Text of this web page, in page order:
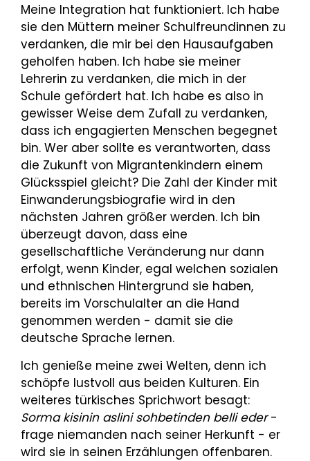
Meine Integration hat funktioniert. Ich habe
sie den Müttern meiner Schulfreundinnen zu
verdanken, die mir bei den Hausaufgaben
geholfen haben. Ich habe sie meiner
Lehrerin zu verdanken, die mich in der
Schule gefördert hat. Ich habe es also in
gewisser Weise dem Zufall zu verdanken,
dass ich engagierten Menschen begegnet
bin. Wer aber sollte es verantworten, dass
die Zukunft von Migrantenkindern einem
Glücksspiel gleicht? Die Zahl der Kinder mit
Einwanderungsbiografie wird in den
nächsten Jahren größer werden. Ich bin
überzeugt davon, dass eine
gesellschaftliche Veränderung nur dann
erfolgt, wenn Kinder, egal welchen sozialen
und ethnischen Hintergrund sie haben,
bereits im Vorschulalter an die Hand
genommen werden - damit sie die
deutsche Sprache lernen.
Ich genieße meine zwei Welten, denn ich
schöpfe lustvoll aus beiden Kulturen. Ein
weiteres türkisches Sprichwort besagt:
Sorma kisinin aslini sohbetinden belli eder-
frage niemanden nach seiner Herkunft - er
wird sie in seinen Erzählungen offenbaren.